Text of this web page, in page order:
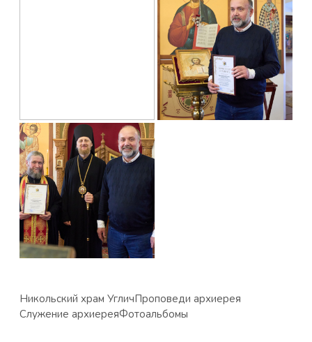
Никольский храм УгличПроповеди архиерея
Служение архиереяФотоальбомы